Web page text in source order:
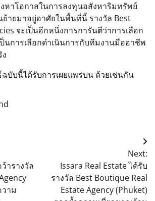
หาโอกาสในการลงทุนอสังหาริมทรัพย์
ายมาอยู่อาศัยในพื้นที่นี้ รางวัล Best
จะเป็นอีกหนึ่งการการันตีว่าการเลือก
นการเลือกดำเนินการกับทีมงานมืออาชีพ
บับนี้ได้รับการเผยแพร่บน ด้วยเช่นกัน
ารางวัล
าม
Next:
Issara Real Estate ได้รับ
รางวัล Best Boutique Real
Estate Agency (Phuket)